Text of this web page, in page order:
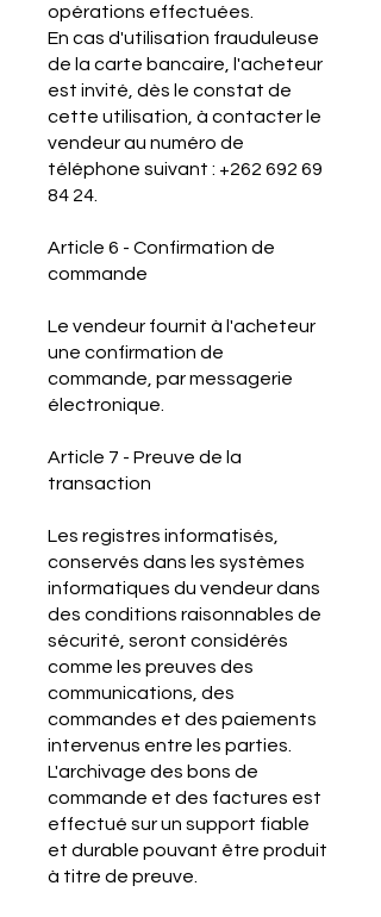
opérations effectuées.
En cas d'utilisation frauduleuse
de la carte bancaire, l'acheteur
est invité, dès le constat de
cette utilisation, à contacter le
vendeur au numéro de
téléphone suivant : +262 692 69
84 24
Article 6 - Confirmation de
commande
Le vendeur fournit à l'acheteur
une confirmation de
commande, par messagerie
électronique.
Article 7 - Preuve de la
transaction
Les registres informatisés,
conservés dans les systèmes
informatiques du vendeur dans
des conditions raisonnables de
sécurité, seront considérés
comme les preuves des
communications, des
commandes et des paiements
intervenus entre les parties.
L'archivage des bons de
commande et des factures est
effectué sur un support fiable
et durable pouvant être produit
à titre de preuve.